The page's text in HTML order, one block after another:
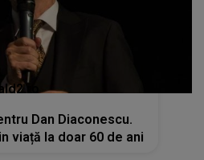
Dan Diaconescu.
viață la doar 60 de ani